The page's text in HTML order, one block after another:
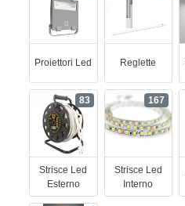
Proiettori Led Reglette
Strisce Led
Esterno
83
Strisce Led
Interno
167